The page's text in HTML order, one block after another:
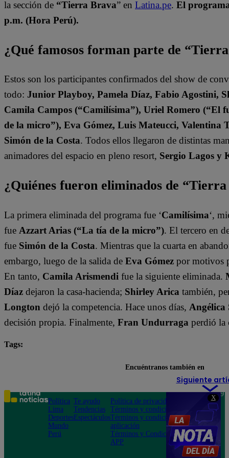
X
la sección de “Tierra Brava” en Latina.pe. El
p.m. (Hora Perú).
¿Qué famosos forman parte de
Estos son los participantes confirmados del show de
todo: Junior Playboy, Pamela Díaz, Fabio Agostini,
Camila Campos (“Camilísima”), Uriel Romero (“El
de la micro”), Eva Gómez, Luis Mateucci, Valentina
Simón de la Costa. Todos ellos llegaron de distintas
animadores del espacio en pleno resort, Sergio Lagos y
¿Quiénes fueron eliminados de
La primera eliminada del programa fue ‘Camilísima‘,
fue Azzart Arias (“La tía de la micro”). El tercero en
fue Simón de la Costa. Mientras que la cuarta en
embargo, luego de la salida de Eva Gómez por motivos
En tanto, Camila Arismendi fue la siguiente eliminada.
Díaz dejaron la casa-hacienda; Shirley Arica también,
Longton dejó la competencia. Hace unos días, Angélica
decisión propia. Finalmente, Fran Undurraga perdió la
Tags:
Siguiente
Encuéntranos también en
Política
Lima
Deportes
Mundo
Perú
Te ayudo
Tendencias
Espectáculos
Política de privacidad
Términos y condiciones
Términos y condiciones
aplicación
Términos y Condiciones
APP
Teléfono: 219
Av. San
Felipe 968
Jesús María